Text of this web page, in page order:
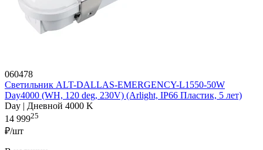
060478
Светильник ALT-DALLAS-EMERGENCY-L1550-50W
Day4000 (WH, 120 deg, 230V) (Arlight, IP66 Пластик, 5 лет)
Day | Дневной 4000 K
14 99925
₽/шт